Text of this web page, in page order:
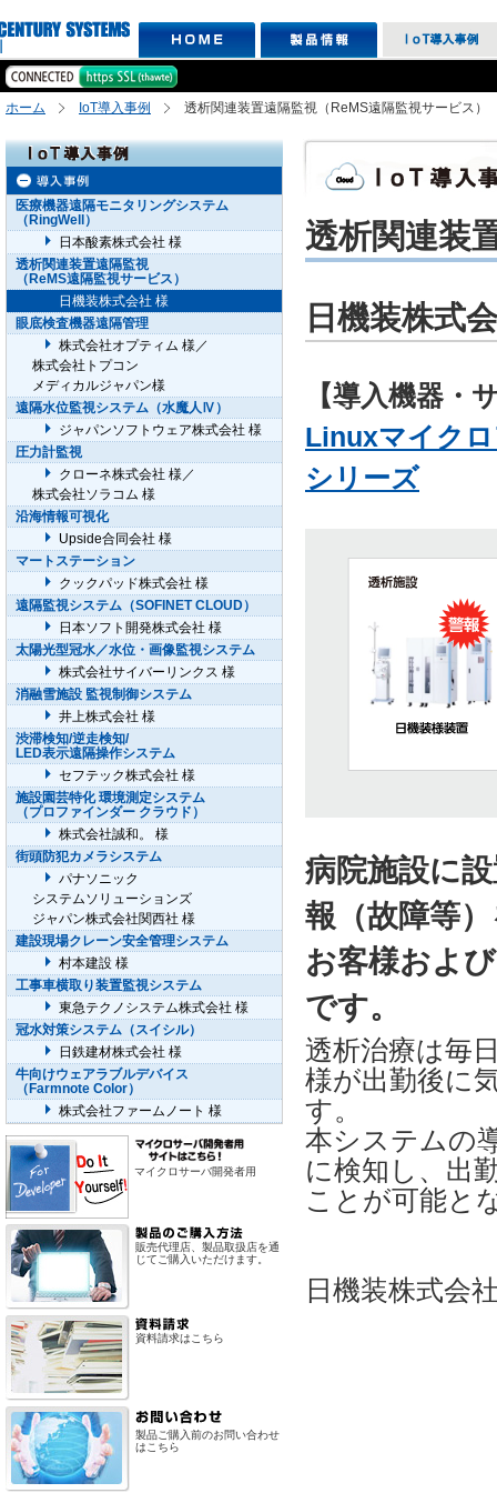
ホーム IoT導入事例 透析関連装置遠隔監視（ReMS遠隔監視サービス）
透析関連装
日機装株式
【導入機器・
Linuxマイク
シリーズ
病院施設に
報（故障等
お客様およ
です。
透析治療は毎
様が出勤後に
す。
本システムの
に検知し、出
ことが可能と
日機装株式
医療機器遠隔モニタリングシステム
（RingWell）
日本酸素株式会社 様
透析関連装置遠隔監視
（ReMS遠隔監視サービス）
日機装株式会社 様
眼底検査機器遠隔管理
株式会社オプティム 様／
株式会社トプコン
メディカルジャパン様
遠隔水位監視システム（水魔人Ⅳ）
ジャパンソフトウェア株式会社 様
圧力計監視
クローネ株式会社 様／
株式会社ソラコム 様
沿海情報可視化
Upside合同会社 様
マートステーション
クックパッド株式会社 様
遠隔監視システム（SOFINET CLOUD）
日本ソフト開発株式会社 様
太陽光型冠水／水位・画像監視システム
株式会社サイバーリンクス 様
消融雪施設 監視制御システム
井上株式会社 様
渋滞検知/逆走検知/
LED表示遠隔操作システム
セフテック株式会社 様
施設園芸特化 環境測定システム
（プロファインダー クラウド）
株式会社誠和。 様
街頭防犯カメラシステム
パナソニック
システムソリューションズ
ジャパン株式会社関西社 様
建設現場クレーン安全管理システム
村本建設 様
工事車横取り装置監視システム
東急テクノシステム株式会社 様
冠水対策システム（スイシル）
日鉄建材株式会社 様
牛向けウェアラブルデバイス
（Farmnote Color）
株式会社ファームノート 様
マイクロサーバ開発者用
販売代理店、製品取扱店を通
じてご購入いただけます。
資料請求はこちら
製品ご購入前のお問い合わせ
はこちら